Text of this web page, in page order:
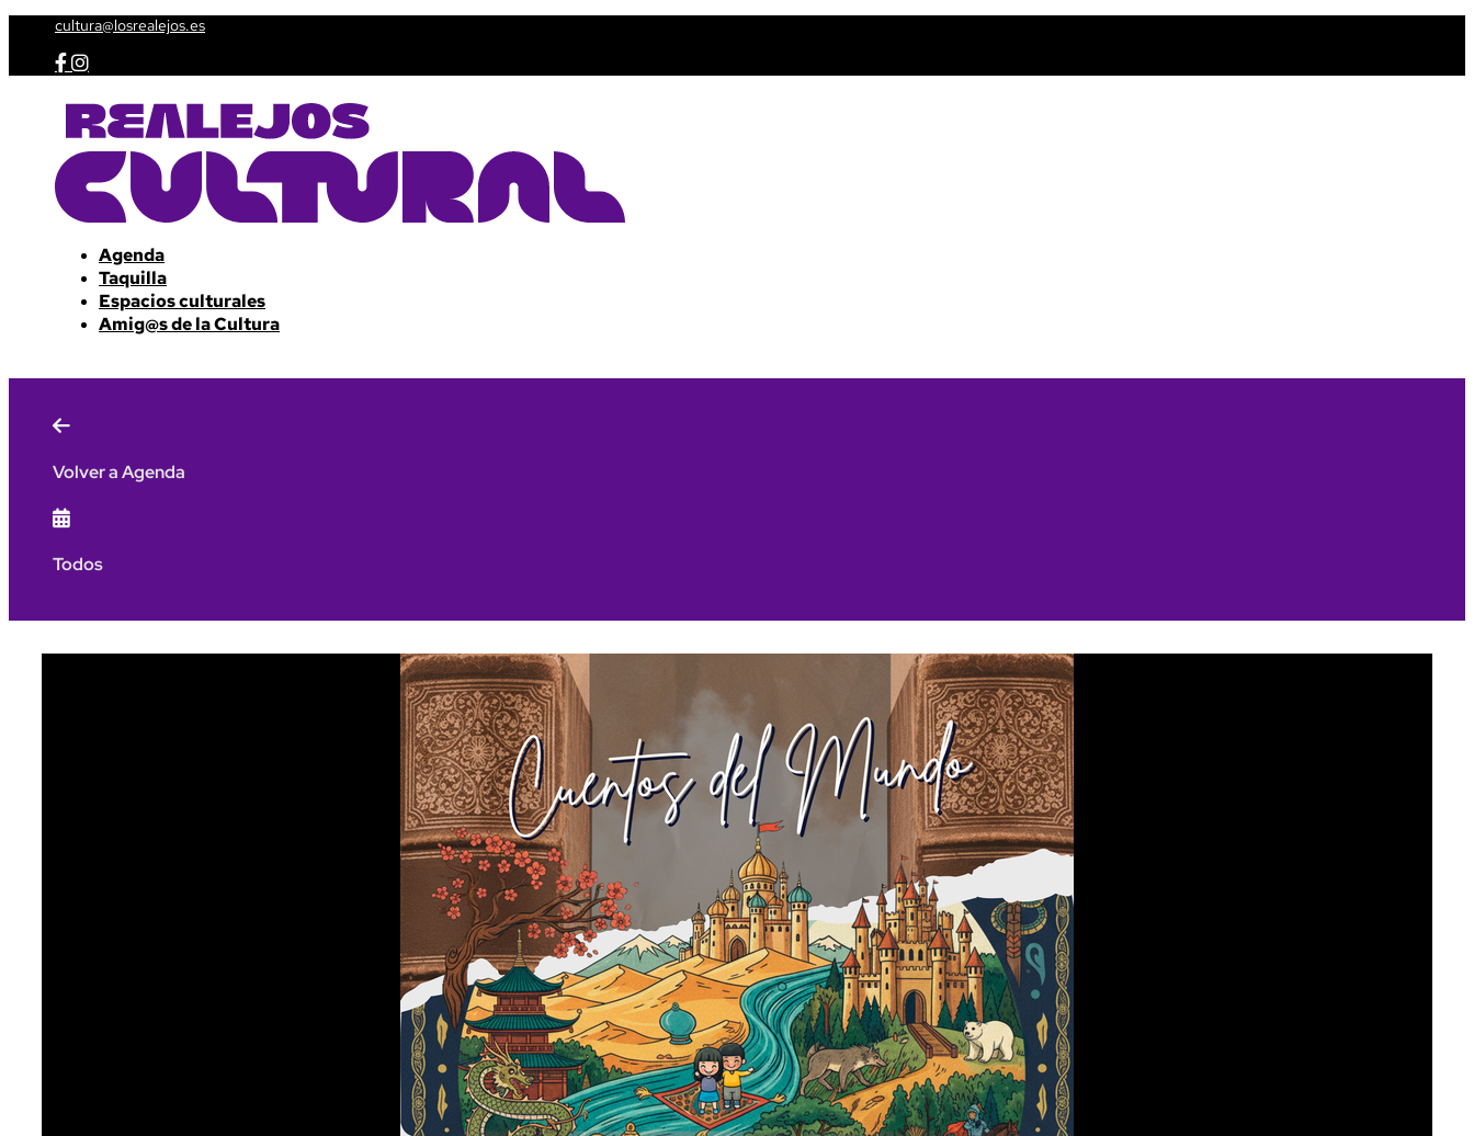
cultura@losrealejos.es
 
Agenda
Taquilla
Espacios culturales
Amig@s de la Cultura

Volver a Agenda

Todos